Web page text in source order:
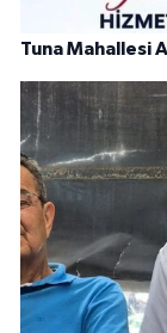
Tuna Mahallesi